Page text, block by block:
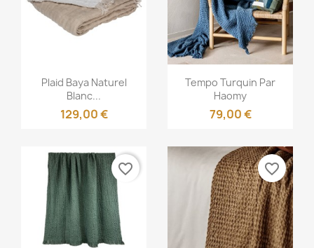
Aperçu rapide
Plaid Baya Naturel
Blanc...
129,00 €
Aperçu rapide
Tempo Turquin Par
Haomy
79,00 €
favorite_border favorite_border